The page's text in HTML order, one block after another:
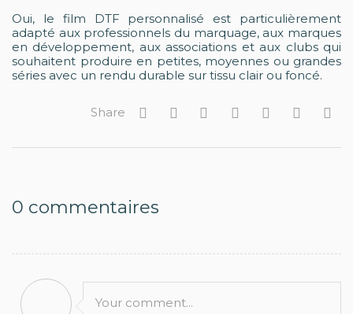
Oui, le film DTF personnalisé est particulièrement
adapté aux professionnels du marquage, aux marques
en développement, aux associations et aux clubs qui
souhaitent produire en petites, moyennes ou grandes
séries avec un rendu durable sur tissu clair ou foncé.
Share
0 commentaires
Your comment...